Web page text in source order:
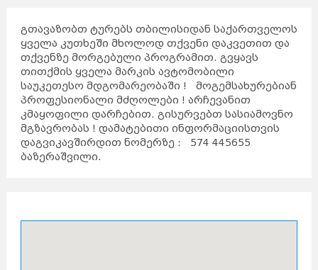
გთავაზობთ ტურებს თბილისიდან საქართველოს
ყველა კუთხეში მხოლოდ თქვენი დაკვეთით და
თქვენზე მორგებული პროგრამით. გვყავს
თითქმის ყველა მარკის ავტომობილი
საუკეთესო მდგომარეობაში ! მოგემსახურებიან
პროფესიონალი მძღოლები ! არჩევანით
კმაყოფილი დარჩებით. გისურვებთ სასიამოვნო
მგზავრობას ! დამატებითი ინფორმაციისთვის
დაგვიკავშირდით ნომერზე : 574 445655
ბაზერაშვილი.